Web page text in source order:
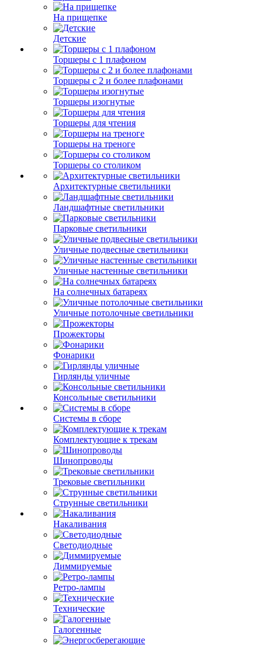
На прищепке
Детские
Торшеры с 1 плафоном
Торшеры с 2 и более плафонами
Торшеры изогнутые
Торшеры для чтения
Торшеры на треноге
Торшеры со столиком
Архитектурные светильники
Ландшафтные светильники
Парковые светильники
Уличные подвесные светильники
Уличные настенные светильники
На солнечных батареях
Уличные потолочные светильники
Прожекторы
Фонарики
Гирлянды уличные
Консольные светильники
Системы в сборе
Комплектующие к трекам
Шинопроводы
Трековые светильники
Струнные светильники
Накаливания
Светодиодные
Диммируемые
Ретро-лампы
Технические
Галогенные